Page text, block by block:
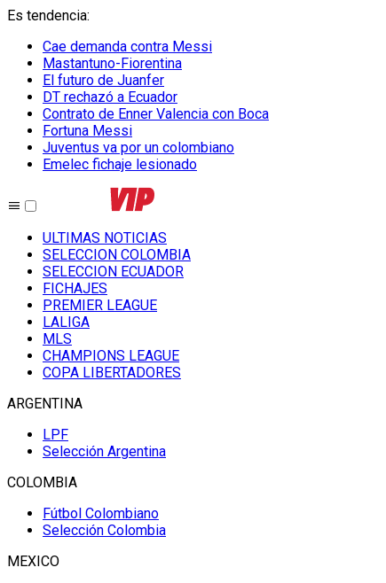
Es tendencia:
Cae demanda contra Messi
Mastantuno-Fiorentina
El futuro de Juanfer
DT rechazó a Ecuador
Contrato de Enner Valencia con Boca
Fortuna Messi
Juventus va por un colombiano
Emelec fichaje lesionado
ULTIMAS NOTICIAS
SELECCION COLOMBIA
SELECCION ECUADOR
FICHAJES
PREMIER LEAGUE
LALIGA
MLS
CHAMPIONS LEAGUE
COPA LIBERTADORES
ARGENTINA
LPF
Selección Argentina
COLOMBIA
Fútbol Colombiano
Selección Colombia
MEXICO